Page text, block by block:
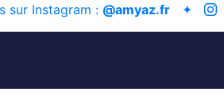
sur Instagram : @amyaz.fr ✦